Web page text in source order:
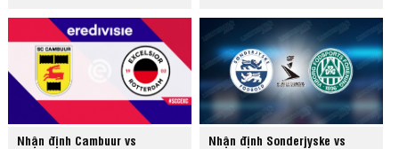
Nhận định Cambuur vs
Nhận định Sonderjyske vs